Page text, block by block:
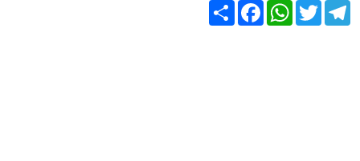
Share FacebookWhatsApp
Twitter